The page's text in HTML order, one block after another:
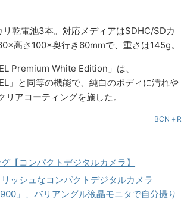
乾電池3本。対応メディアはSDHC/SDカ
高さ100×奥行き60mmで、重さは145g。
Premium White Edition」は、
」と同等の機能で、純白のボディに汚れや
リアコーティングを施した。
BCN＋R
【コンパクトデジタルカメラ】
ッシュなコンパクトデジタルカメラ
」、バリアングル液晶モニタで自分撮り